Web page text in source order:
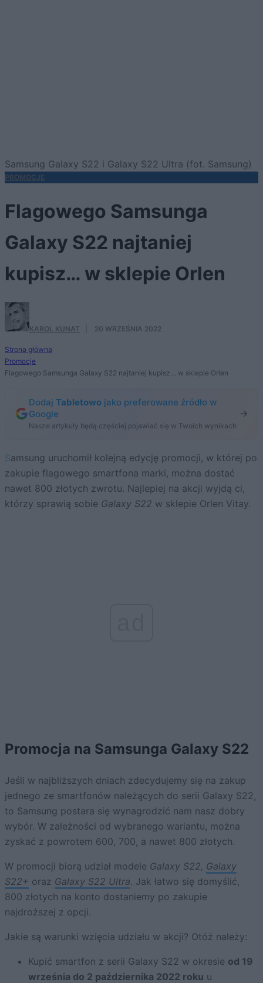
Samsung Galaxy S22 i Galaxy S22 Ultra (fot. Samsung)
PROMOCJE
Flagowego Samsunga
Galaxy S22 najtaniej
kupisz… w sklepie Orlen
KAROL KUNAT 20 WRZEŚNIA 2022
Strona główna
Promocje
Flagowego Samsunga Galaxy S22 najtaniej kupisz… w sklepie Orlen
Dodaj Tabletowo jako preferowane źródło w
Google
Nasze artykuły będą częściej pojawiać się w Twoich wynikach
Samsung uruchomił kolejną edycję promocji, w której po
zakupie flagowego smartfona marki, można dostać
nawet 800 złotych zwrotu. Najlepiej na akcji wyjdą ci,
którzy sprawią sobie Galaxy S22 w sklepie Orlen Vitay.
Promocja na Samsunga Galaxy S22
Jeśli w najbliższych dniach zdecydujemy się na zakup
jednego ze smartfonów należących do serii Galaxy S22,
to Samsung postara się wynagrodzić nam nasz dobry
wybór. W zależności od wybranego wariantu, można
zyskać z powrotem 600, 700, a nawet 800 złotych.
W promocji biorą udział modele Galaxy S22, Galaxy
S22+ oraz Galaxy S22 Ultra. Jak łatwo się domyślić,
800 złotych na konto dostaniemy po zakupie
najdroższej z opcji.
Jakie są warunki wzięcia udziału w akcji? Otóż należy:
Kupić smartfon z serii Galaxy S22 w okresie od 19
września do 2 października 2022 roku u